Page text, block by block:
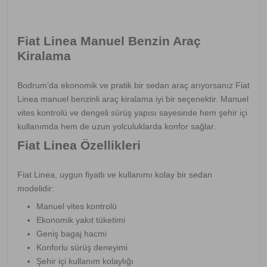
Fiat Linea Manuel Benzin Araç
Kiralama
Bodrum’da ekonomik ve pratik bir sedan araç arıyorsanız Fiat
Linea manuel benzinli araç kiralama iyi bir seçenektir. Manuel
vites kontrolü ve dengeli sürüş yapısı sayesinde hem şehir içi
kullanımda hem de uzun yolculuklarda konfor sağlar.
Fiat Linea Özellikleri
Fiat Linea, uygun fiyatlı ve kullanımı kolay bir sedan
modelidir:
Manuel vites kontrolü
Ekonomik yakıt tüketimi
Geniş bagaj hacmi
Konforlu sürüş deneyimi
Şehir içi kullanım kolaylığı